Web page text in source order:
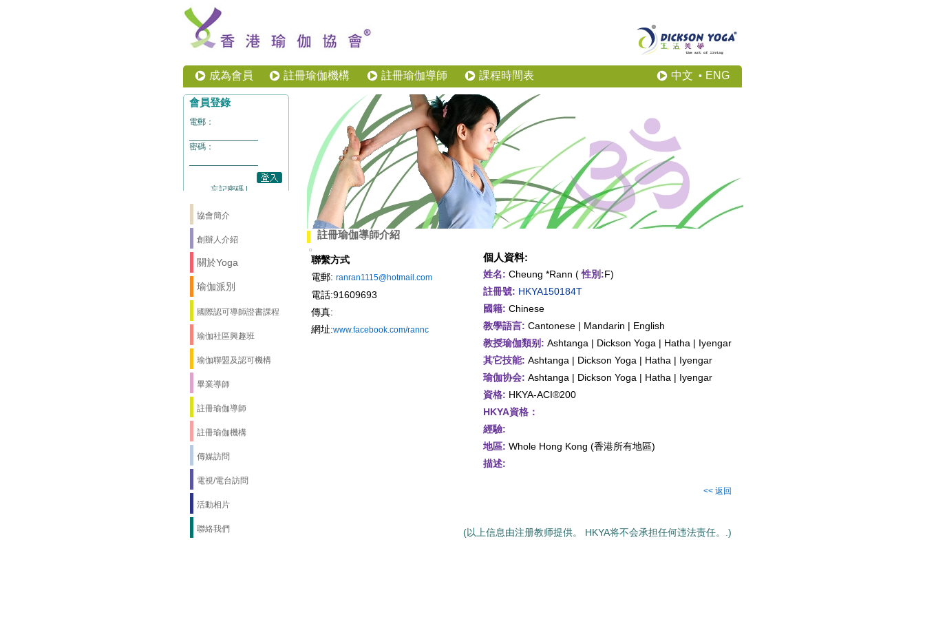
成為會員 註冊瑜伽機構 註冊瑜伽導師 課程時間表 中文 • ENG
協會簡介
創辦人介紹
關於Yoga
瑜伽派別
國際認可導師證書課程
瑜伽社區興趣班
瑜伽聯盟及認可機構
畢業導師
註冊瑜伽導師
註冊瑜伽機構
傳媒訪問
電視/電台訪問
活動相片
聯絡我們
註冊瑜伽導師介紹
聯繫方式
電郵: ranran1115@hotmail.com
電話:91609693
傳真:
網址:www.facebook.com/rannc
個人資料:
姓名: Cheung *Rann (性別:F)
註冊號: HKYA150184T
國籍: Chinese
教學語言: Cantonese | Mandarin | English
教授瑜伽類别: Ashtanga | Dickson Yoga | Hatha | Iyengar
其它技能: Ashtanga | Dickson Yoga | Hatha | Iyengar
瑜伽协会: Ashtanga | Dickson Yoga | Hatha | Iyengar
資格: HKYA-ACI®200
HKYA資格：
經驗:
地區: Whole Hong Kong (香港所有地區)
描述:
<< 返回
(以上信息由注册教师提供。 HKYA将不会承担任何违法责任。.)